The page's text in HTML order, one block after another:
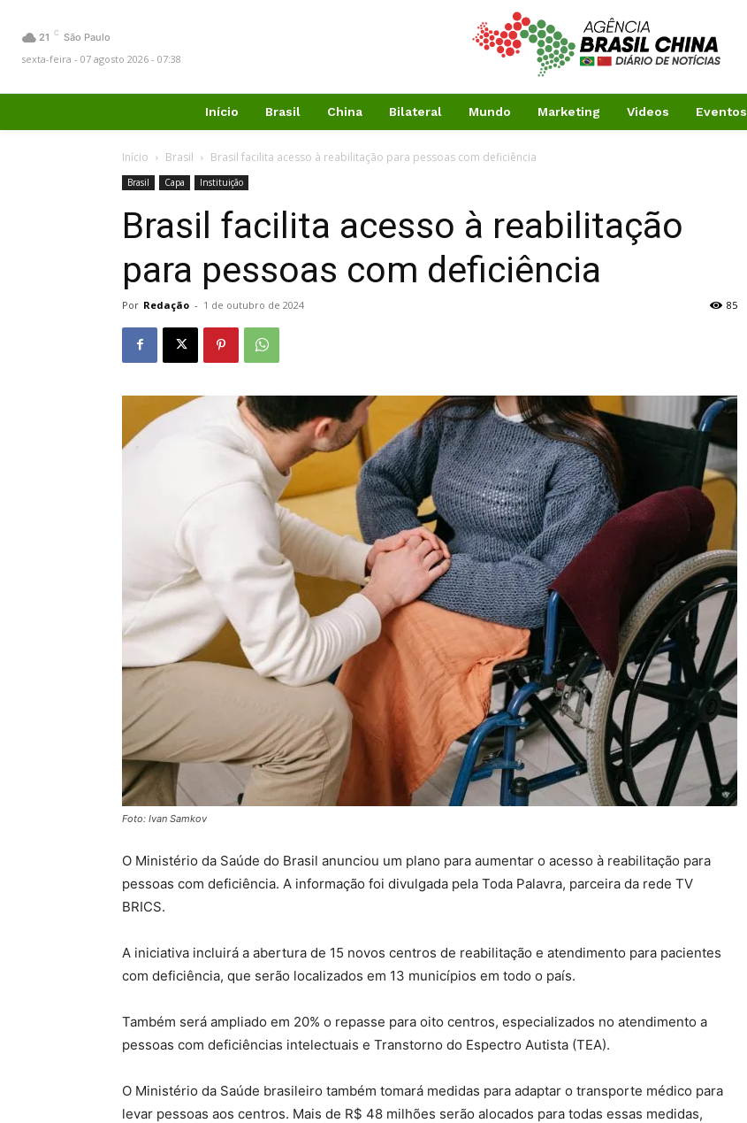
21 C São Paulo
sexta-feira - 07 agosto 2026 - 07:38
Início Brasil China Bilateral Mundo Marketing Videos Eventos
Início Brasil Brasil facilita acesso à reabilitação para pessoas com deficiência
Brasil Capa Instituição
Brasil facilita acesso à reabilitação
para pessoas com deficiência
Por Redação - 1 de outubro de 2024 85
Foto: Ivan Samkov
O Ministério da Saúde do Brasil anunciou um plano para aumentar o acesso à reabilitação para
pessoas com deficiência. A informação foi divulgada pela Toda Palavra, parceira da rede TV
BRICS.
A iniciativa incluirá a abertura de 15 novos centros de reabilitação e atendimento para pacientes
com deficiência, que serão localizados em 13 municípios em todo o país.
Também será ampliado em 20% o repasse para oito centros, especializados no atendimento a
pessoas com deficiências intelectuais e Transtorno do Espectro Autista (TEA).
O Ministério da Saúde brasileiro também tomará medidas para adaptar o transporte médico para
levar pessoas aos centros. Mais de R$ 48 milhões serão alocados para todas essas medidas,